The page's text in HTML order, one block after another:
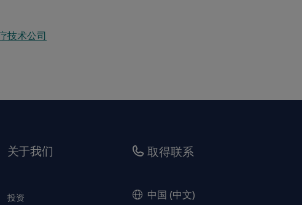
技术公司
关于我们
投资
取得联系
中国 (中文)